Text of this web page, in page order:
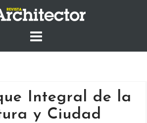
Integral de la
y Ciudad